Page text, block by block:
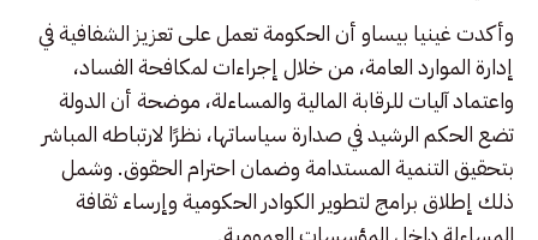
وأكدت غينيا بيساو أن الحكومة تعمل على تعزيز الشفافية في
إدارة الموارد العامة، من خلال إجراءات لمكافحة الفساد،
واعتماد آليات للرقابة المالية والمساءلة، موضحة أن الدولة
تضع الحكم الرشيد في صدارة سياساتها، نظرًا لارتباطه المباشر
بتحقيق التنمية المستدامة وضمان احترام الحقوق. وشمل
ذلك إطلاق برامج لتطوير الكوادر الحكومية وإرساء ثقافة